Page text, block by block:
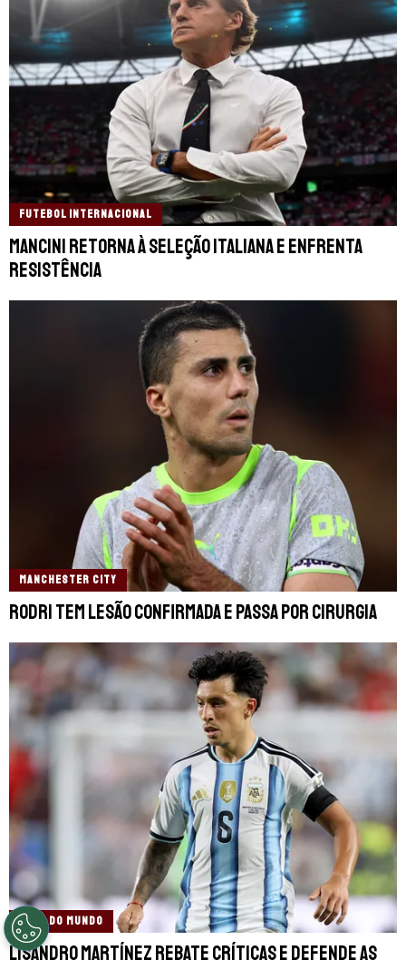
FUTEBOL INTERNACIONAL
Mancini retorna à Seleção Italiana e enfrenta
resistência
MANCHESTER CITY
Rodri tem lesão confirmada e passa por cirurgia
COPA DO MUNDO
Lisandro Martínez rebate críticas e defende as